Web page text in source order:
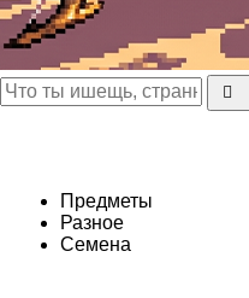
Предметы
Разное
Семена